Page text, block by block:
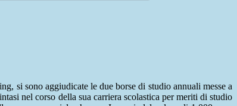
si sono aggiudicate le due borse di studio annuali messe a
nel corso della sua carriera scolastica per meriti di studio